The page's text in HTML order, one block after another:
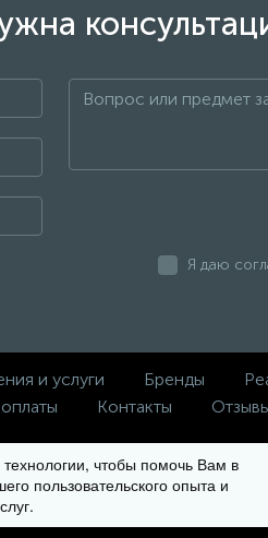
Я даю
и услуги Бренды
Контакты
характер и
чтобы помочь Вам в
пользовательского опыта и